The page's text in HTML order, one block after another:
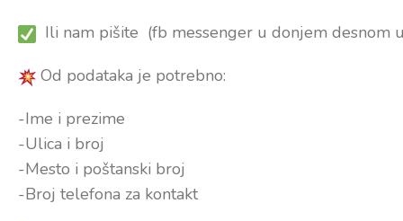
Ili nam pišite (fb messenger u donjem desnom
Od podataka je potrebno:
-Ime i prezime
-Ulica i broj
-Mesto i poštanski broj
-Broj telefona za kontakt